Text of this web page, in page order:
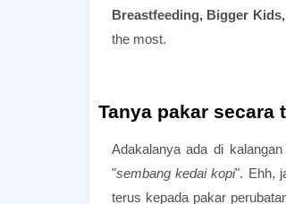
Breastfeeding, Bigger
the most.
Tanya pakar secara
Adakalanya ada di
"sembang kedai kopi". Ehh,
terus kepada pakar